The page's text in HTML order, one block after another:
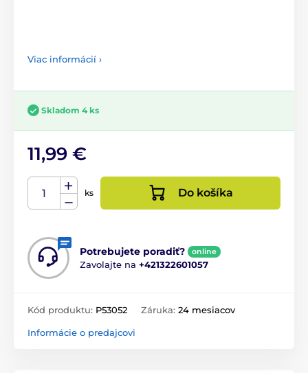
Viac informácií ›
Skladom 4 ks
11,99 €
ks Do košíka
Potrebujete poradiť? online
Zavolajte na +421322601057
Kód produktu: P53052 Záruka: 24 mesiacov
Informácie o predajcovi